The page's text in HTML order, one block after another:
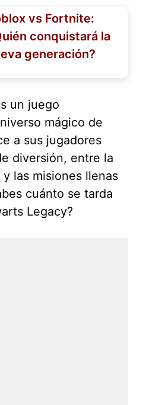
vs Fortnite:
conquistará la
generación?
un juego
mágico de
a sus jugadores
diversión, entre la
las misiones llenas
cuánto se tarda
Legacy?